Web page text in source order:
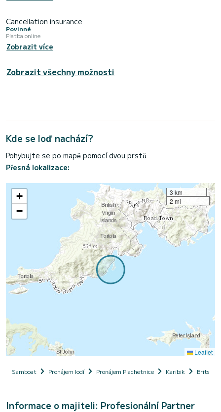
Cancellation insurance
Povinné
Platba online
Zobrazit více
Zobrazit všechny možnosti
Kde se loď nachází?
Pohybujte se po mapě pomocí dvou prstů
Přesná lokalizace:
+
−
3 km
2 mi
Leaflet
Samboat Pronájem lodí Pronájem Plachetnice Karibik Britské
Informace o majiteli: Profesionální Partner